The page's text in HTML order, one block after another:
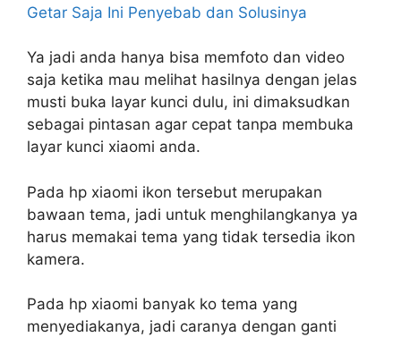
Getar Saja Ini Penyebab dan Solusinya
Ya jadi anda hanya bisa memfoto dan video
saja ketika mau melihat hasilnya dengan jelas
musti buka layar kunci dulu, ini dimaksudkan
sebagai pintasan agar cepat tanpa membuka
layar kunci xiaomi anda.
Pada hp xiaomi ikon tersebut merupakan
bawaan tema, jadi untuk menghilangkanya ya
harus memakai tema yang tidak tersedia ikon
kamera.
Pada hp xiaomi banyak ko tema yang
menyediakanya, jadi caranya dengan ganti